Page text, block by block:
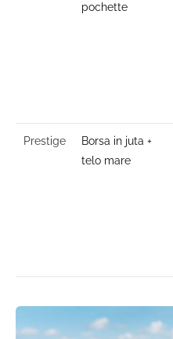
pochette
Prestige
Borsa in juta +
telo mare